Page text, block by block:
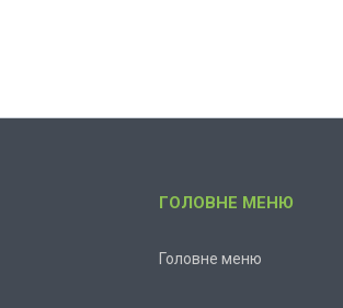
ГОЛОВНЕ МЕНЮ
Головне меню